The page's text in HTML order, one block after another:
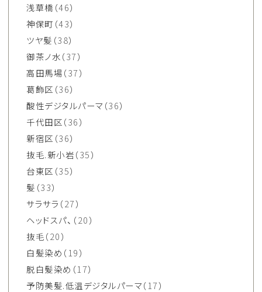
浅草橋 （46）
神保町 （43）
ツヤ髪 （38）
御茶ノ水（37）
高田馬場（37）
葛飾区 （36）
酸性デジタルパーマ （36）
千代田区（36）
新宿区 （36）
抜毛.新小岩（35）
台東区 （35）
髪 （33）
サラサラ （27）
ヘッドスパ、 （20）
抜毛（20）
白髪染め （19）
脱白髪染め （17）
予防美髪.低温デジタルパーマ（17）